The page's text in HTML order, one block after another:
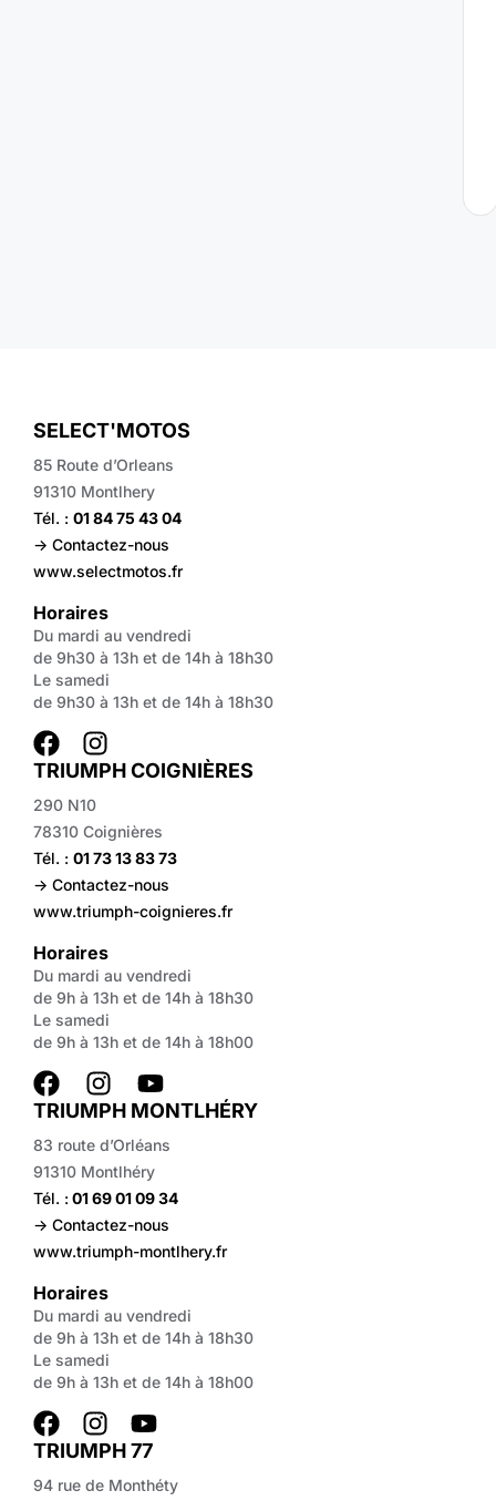
SELECT'MOTOS
85 Route d’Orleans
91310 Montlhery
Tél. : 01 84 75 43 04
-> Contactez-nous
www.selectmotos.fr
Horaires
Du mardi au vendredi
de 9h30 à 13h et de 14h à 18h30
Le samedi
de 9h30 à 13h et de 14h à 18h30
TRIUMPH COIGNIÈRES
290 N10
78310 Coignières
Tél. : 01 73 13 83 73
-> Contactez-nous
www.triumph-coignieres.fr
Horaires
Du mardi au vendredi
de 9h à 13h et de 14h à 18h30
Le samedi
de 9h à 13h et de 14h à 18h00
TRIUMPH MONTLHÉRY
83 route d’Orléans
91310 Montlhéry
Tél. : 01 69 01 09 34
-> Contactez-nous
www.triumph-montlhery.fr
Horaires
Du mardi au vendredi
de 9h à 13h et de 14h à 18h30
Le samedi
de 9h à 13h et de 14h à 18h00
TRIUMPH 77
94 rue de Monthéty